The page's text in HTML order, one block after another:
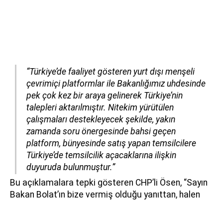
“Türkiye’de faaliyet gösteren yurt dışı menşeli
çevrimiçi platformlar ile Bakanlığımız uhdesinde
pek çok kez bir araya gelinerek Türkiye’nin
talepleri aktarılmıştır. Nitekim yürütülen
çalışmaları destekleyecek şekilde, yakın
zamanda soru önergesinde bahsi geçen
platform, bünyesinde satış yapan temsilcilere
Türkiye’de temsilcilik açacaklarına ilişkin
duyuruda bulunmuştur.”
Bu açıklamalara tepki gösteren CHP’li Ösen, “Sayın
Bakan Bolat’ın bize vermiş olduğu yanıttan, halen